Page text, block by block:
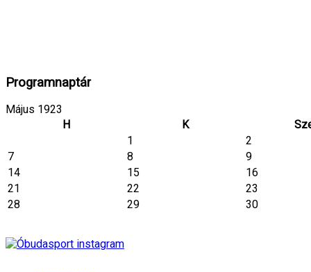
Programnaptár
Május 1923
H
K
1
2
7
8
9
14
15
16
21
22
23
28
29 30